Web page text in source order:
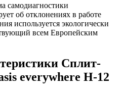
самодиагностики
об отклонениях в работе
используется экологически
всем Европейским
Сплит-
everywhere H-12